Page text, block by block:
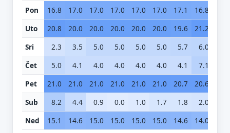
Pon 16.8 17.0 17.0 17.0 17.0 17.0 17.1 16.8
Uto
20.8 20.0 20.0 20.0 20.0 20.0 19.6 21.2
Sri
2.3 3.5 5.0 5.0 5.0 5.0 5.7 6.0
Čet
5.0 4.1 4.0 4.0 4.0 4.0 4.1 7.1
Pet
21.0 21.0 21.0 21.0 21.0 21.0 20.7 20.6
Sub
8.2 4.4 0.9 0.0 1.0 1.7 1.8 2.0
Ned
15.1 14.6 15.0 15.0 15.0 15.0 14.6 14.0